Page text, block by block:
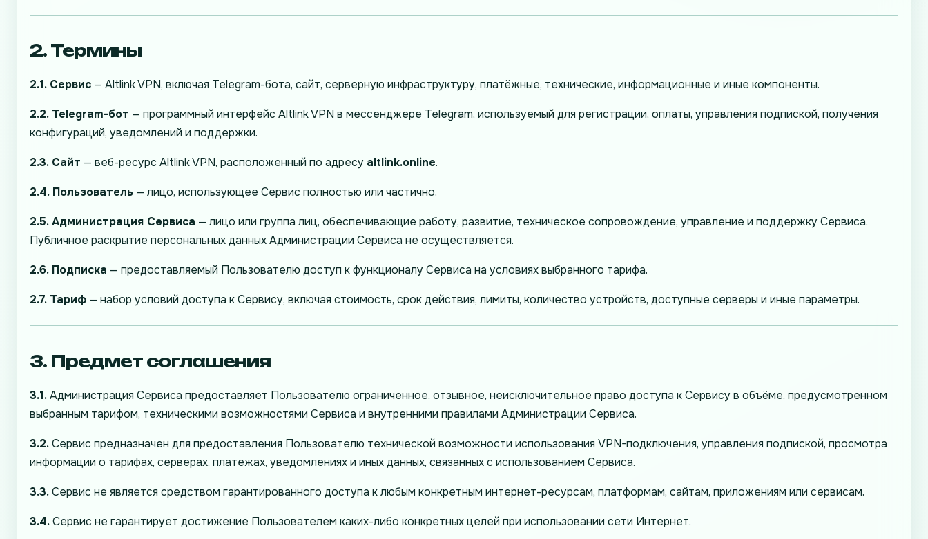
2. Термины
2.1. Сервис — Altlink VPN, включая Telegram-бота, сайт, серверную инфраструктуру, платёжные, технические, информационные и иные компоненты.
2.2. Telegram-бот — программный интерфейс Altlink VPN в мессенджере Telegram, используемый для регистрации, оплаты, управления подпиской, получения
конфигураций, уведомлений и поддержки.
2.3. Сайт — веб-ресурс Altlink VPN, расположенный по адресу altlink.online.
2.4. Пользователь — лицо, использующее Сервис полностью или частично.
2.5. Администрация Сервиса — лицо или группа лиц, обеспечивающие работу, развитие, техническое сопровождение, управление и поддержку Сервиса.
Публичное раскрытие персональных данных Администрации Сервиса не осуществляется.
2.6. Подписка — предоставляемый Пользователю доступ к функционалу Сервиса на условиях выбранного тарифа.
2.7. Тариф — набор условий доступа к Сервису, включая стоимость, срок действия, лимиты, количество устройств, доступные серверы и иные параметры.
3. Предмет соглашения
3.1.Администрация Сервиса предоставляет Пользователю ограниченное, отзывное, неисключительное право доступа к Сервису в объёме, предусмотренном
выбранным тарифом, техническими возможностями Сервиса и внутренними правилами Администрации Сервиса.
3.2.Сервис предназначен для предоставления Пользователю технической возможности использования VPN-подключения, управления подпиской, просмотра
информации о тарифах, серверах, платежах, уведомлениях и иных данных, связанных с использованием Сервиса.
3.3.Сервис не является средством гарантированного доступа к любым конкретным интернет-ресурсам, платформам, сайтам, приложениям или сервисам.
3.4.Сервис не гарантирует достижение Пользователем каких-либо конкретных целей при использовании сети Интернет.